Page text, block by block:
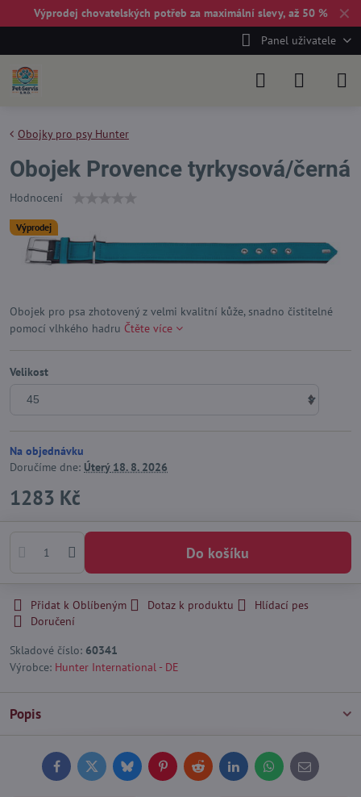
✕
Výprodej chovatelských potřeb za maximální slevy, až 50 %
Panel uživatele
Výprodej
Obojky pro psy Hunter
Obojek Provence tyrkysová/černá
Hodnocení
Obojek pro psa zhotovený z velmi kvalitní kůže, snadno čistitelné
pomocí vlhkého hadru Čtěte více
Velikost
Na objednávku
Doručíme dne: Úterý18. 8. 2026
1283 Kč
Do košíku
Přidat k Oblíbeným Dotaz k produktu
Hlídací pes
Doručení
Skladové číslo: 60341
Výrobce: Hunter International - DE
Popis
FacebookTwitterBlueskyPinterestReddit LinkedInWhatsApp
E-
mail